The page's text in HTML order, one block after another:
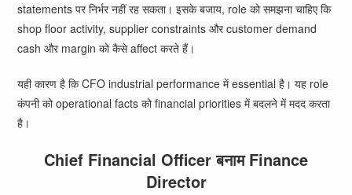
statements पर निर्भर नहीं रह सकता। इसके बजाय, role को समझना चाहिए कि
shop floor activity, supplier constraints और customer demand
cash और margin को कैसे affect करते हैं।
यही कारण है कि CFO industrial performance में essential है। यह role
कंपनी को operational facts को financial priorities में बदलने में मदद करता
है।
Chief Financial Officer बनाम Finance
Director